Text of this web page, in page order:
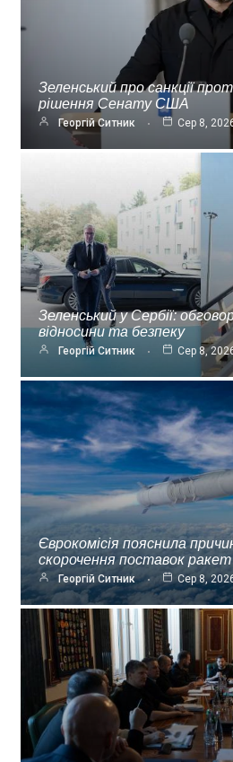
Зеленський про санкції
рішення Сенату США
Георгій Ситник Сер 8,
Зеленський у Сербії:
відносини та безпеку
Георгій Ситник Сер 8,
Єврокомісія пояснила
скорочення поставок ракет
Георгій Ситник Сер 8,